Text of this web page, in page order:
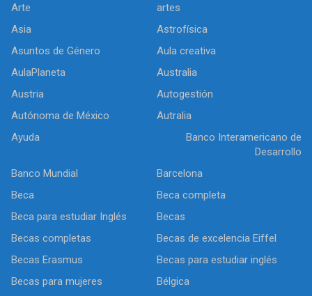
Arte
artes
Asia
Astrofísica
Asuntos de Género
Aula creativa
AulaPlaneta
Australia
Austria
Autogestión
Autónoma de México
Autralia
Ayuda
Banco Interamericano de
Desarrollo
Banco Mundial
Barcelona
Beca
Beca completa
Beca para estudiar Inglés
Becas
Becas completas
Becas de excelencia Eiffel
Becas Erasmus
Becas para estudiar inglés
Becas para mujeres
Bélgica